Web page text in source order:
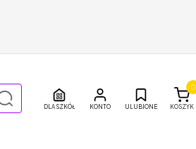
DLA SZKÓŁ ULUBIONE KOSZYK
0